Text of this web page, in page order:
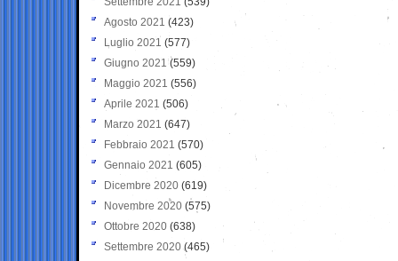
Agosto 2021 (423)
Luglio 2021 (577)
Giugno 2021(559)
Maggio 2021 (556)
Aprile 2021 (506)
Marzo 2021 (647)
Febbraio 2021 (570)
Gennaio 2021 (605)
Dicembre 2020 (619)
Novembre 2020 (575)
Ottobre 2020 (638)
Settembre 2020(465)